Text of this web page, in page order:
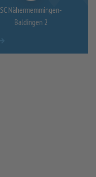
SC Nähermemmingen-
Baldingen 2